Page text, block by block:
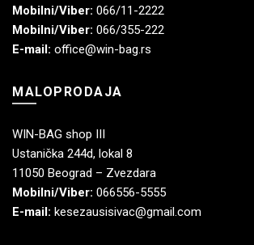
Mobilni/Viber: 066/11-2222
Mobilni/Viber: 066/355-222
E-mail: office@win-bag.rs
MALOPRODAJA
WIN-BAG shop III
Ustanička 244d, lokal 8
11050 Beograd – Zvezdara
Mobilni/Viber: 066556-5555
E-mail: kesezausisivac@gmail.com